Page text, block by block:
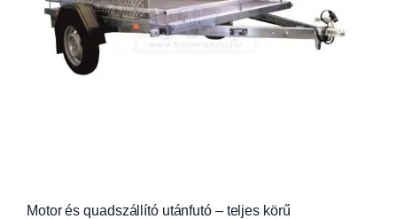
Motor és quadszállító utánfutó – teljes körű